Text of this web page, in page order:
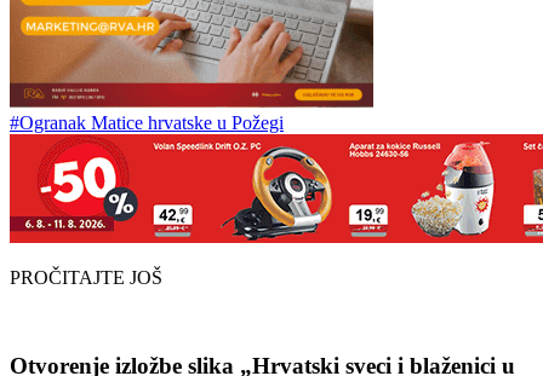
#Ogranak Matice hrvatske u Požegi
PROČITAJTE JOŠ
Otvorenje izložbe slika „Hrvatski sveci i blaženici u